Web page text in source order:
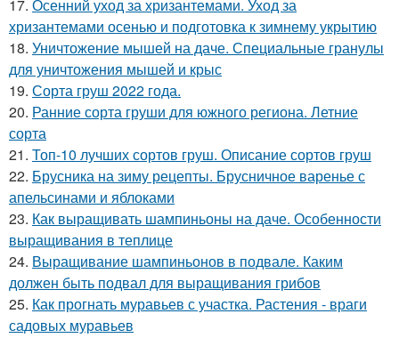
17. Осенний уход за хризантемами. Уход за
хризантемами осенью и подготовка к зимнему укрытию
18. Уничтожение мышей на даче. Специальные гранулы
для уничтожения мышей и крыс
19. Сорта груш 2022 года.
20. Ранние сорта груши для южного региона. Летние
сорта
21. Топ-10 лучших сортов груш. Описание сортов груш
22. Брусника на зиму рецепты. Брусничное варенье с
апельсинами и яблоками
23. Как выращивать шампиньоны на даче. Особенности
выращивания в теплице
24. Выращивание шампиньонов в подвале. Каким
должен быть подвал для выращивания грибов
25. Как прогнать муравьев с участка. Растения - враги
садовых муравьев